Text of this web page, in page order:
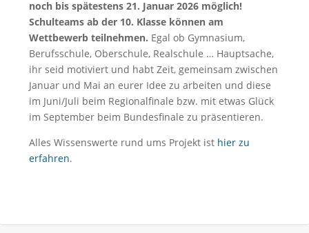
noch bis spätestens 21. Januar 2026 möglich!
Schulteams ab der 10. Klasse können am
Wettbewerb teilnehmen. Egal ob Gymnasium,
Berufsschule, Oberschule, Realschule … Hauptsache,
ihr seid motiviert und habt Zeit, gemeinsam zwischen
Januar und Mai an eurer Idee zu arbeiten und diese
im Juni/Juli beim Regionalfinale bzw. mit etwas Glück
im September beim Bundesfinale zu präsentieren.
Alles Wissenswerte rund ums Projekt ist hier zu
erfahren.